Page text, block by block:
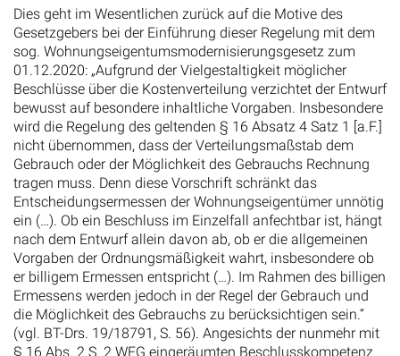
Dies geht im Wesentlichen zurück auf die Motive des
Gesetzgebers bei der Einführung dieser Regelung mit dem
sog. Wohnungseigentumsmodernisierungsgesetz zum
01.12.2020: „Aufgrund der Vielgestaltigkeit möglicher
Beschlüsse über die Kostenverteilung verzichtet der Entwurf
bewusst auf besondere inhaltliche Vorgaben. Insbesondere
wird die Regelung des geltenden § 16 Absatz 4 Satz 1 [a.F.]
nicht übernommen, dass der Verteilungsmaßstab dem
Gebrauch oder der Möglichkeit des Gebrauchs Rechnung
tragen muss. Denn diese Vorschrift schränkt das
Entscheidungsermessen der Wohnungseigentümer unnötig
ein (…). Ob ein Beschluss im Einzelfall anfechtbar ist, hängt
nach dem Entwurf allein davon ab, ob er die allgemeinen
Vorgaben der Ordnungsmäßigkeit wahrt, insbesondere ob
er billigem Ermessen entspricht (…). Im Rahmen des billigen
Ermessens werden jedoch in der Regel der Gebrauch und
die Möglichkeit des Gebrauchs zu berücksichtigen sein.“
(vgl. BT-Drs. 19/18791, S. 56). Angesichts der nunmehr mit
§ 16 Abs. 2 S. 2 WEG eingeräumten Beschlusskompetenz